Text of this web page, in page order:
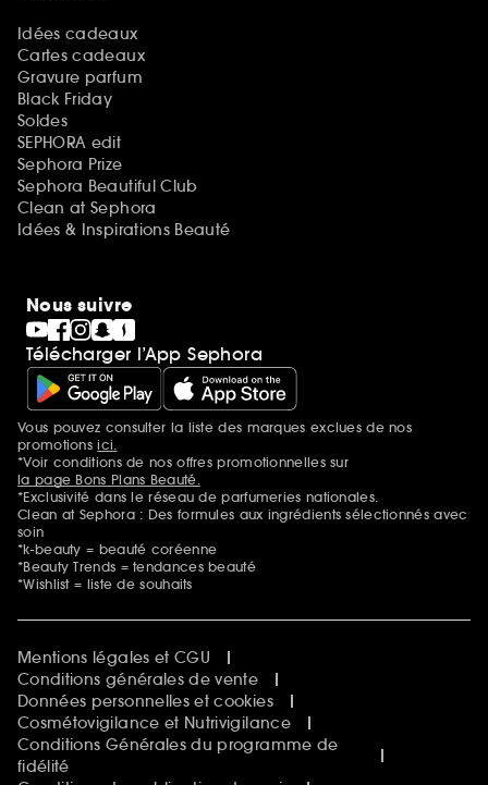
Idées cadeaux
Cartes cadeaux
Gravure parfum
Black Friday
Soldes
SEPHORA edit
Sephora Prize
Sephora Beautiful Club
Clean at Sephora
Idées & Inspirations Beauté
Nous suivre
Télécharger l’App Sephora
Mentions additionnelles
Vous pouvez consulter la liste des marques exclues de nos
promotionsici.
*Voir conditions de nos offres promotionnelles sur
la page Bons Plans Beauté.
*Exclusivité dans le réseau de parfumeries nationales.
Clean at Sephora : Des formules aux ingrédients sélectionnés avec
soin
*k-beauty = beauté coréenne
*Beauty Trends = tendances beauté
*Wishlist = liste de souhaits
Mentions légales et CGU
Conditions générales de vente
Données personnelles et cookies
Cosmétovigilance et Nutrivigilance
Conditions Générales du programme de
fidélité